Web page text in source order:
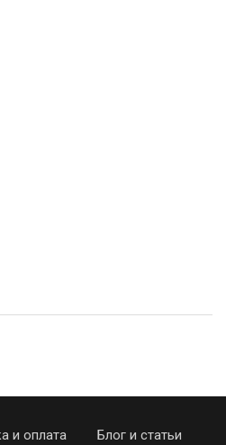
и оплата
Блог и статьи